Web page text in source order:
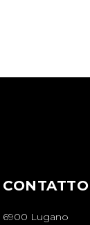
CONTATTO
6900 Lugano